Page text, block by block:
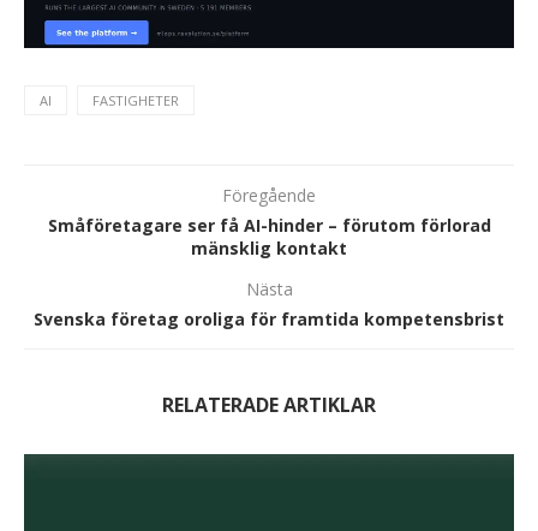
AI FASTIGHETER
Föregående
Småföretagare ser få AI-hinder – förutom förlorad
mänsklig kontakt
Nästa
Svenska företag oroliga för framtida kompetensbrist
RELATERADE ARTIKLAR